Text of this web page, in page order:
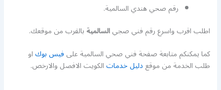
رقم صحي هندي السالمية.
اطلب اقرب واسرع رقم فني صجيالسالميةبالقرب من موقعك.
كما يمكنكم متابعة صفحة فني صحي السالمية علىفيس بوكاو
طلب الخدمة من موقعدليل خدماتالكويت الافصل والارخص.